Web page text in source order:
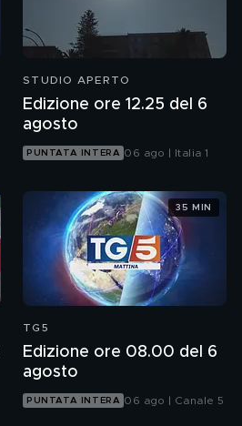
STUDIO APERTO
Edizione ore 12.25 del 6
agosto
PUNTATA INTERA 06 ago | Italia 1
TG5
Edizione ore 08.00 del 6
agosto
PUNTATA INTERA 06 ago | Canale 5
35 MIN